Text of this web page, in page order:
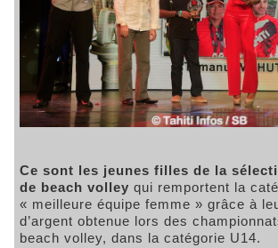
Ce sont les jeunes filles de la
de beach volley qui remportent la
« meilleure équipe femme » grâce à
d’argent obtenue lors des
beach volley, dans la catégorie U14.